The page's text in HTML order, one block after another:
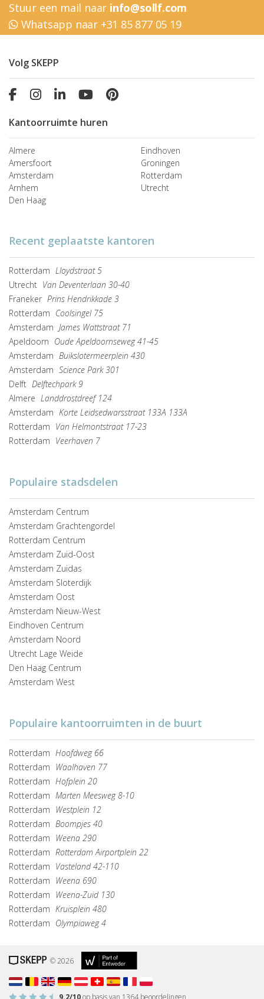
Stuur een mail naar info@sollf.com
Whatsapp naar +31 85 877 05 19
Volg SKEPP
Kantoorruimte huren
Almere
Amersfoort
Amsterdam
Arnhem
Den Haag
Eindhoven
Groningen
Rotterdam
Utrecht
Recent geplaatste kantoren
Rotterdam Lloydstraat 5
Utrecht Van Deventerlaan 30-40
Franeker Prins Hendrikkade 3
Rotterdam Coolsingel 75
Amsterdam James Wattstraat 71
Apeldoorn Oude Apeldoornseweg 41-45
Amsterdam Buikslotermeerplein 430
Amsterdam Science Park 301
Delft Delftechpark 9
Almere Landdrostdreef 124
Amsterdam Korte Leidsedwarsstraat 133A 133A
Rotterdam Van Helmontstraat 17-23
Rotterdam Veerhaven 7
Populaire stadsdelen
Amsterdam Centrum
Amsterdam Grachtengordel
Rotterdam Centrum
Amsterdam Zuid-Oost
Amsterdam Zuidas
Amsterdam Sloterdijk
Amsterdam Oost
Amsterdam Nieuw-West
Eindhoven Centrum
Amsterdam Noord
Utrecht Lage Weide
Den Haag Centrum
Amsterdam West
Populaire kantoorruimten in de buurt
Rotterdam Hoofdweg 66
Rotterdam Waalhaven 77
Rotterdam Hofplein 20
Rotterdam Marten Meesweg 8-10
Rotterdam Westplein 12
Rotterdam Boompjes 40
Rotterdam Weena 290
Rotterdam Rotterdam Airportplein 22
Rotterdam Vasteland 42-110
Rotterdam Weena 690
Rotterdam Weena-Zuid 130
Rotterdam Kruisplein 480
Rotterdam Olympiaweg 4
© 2026